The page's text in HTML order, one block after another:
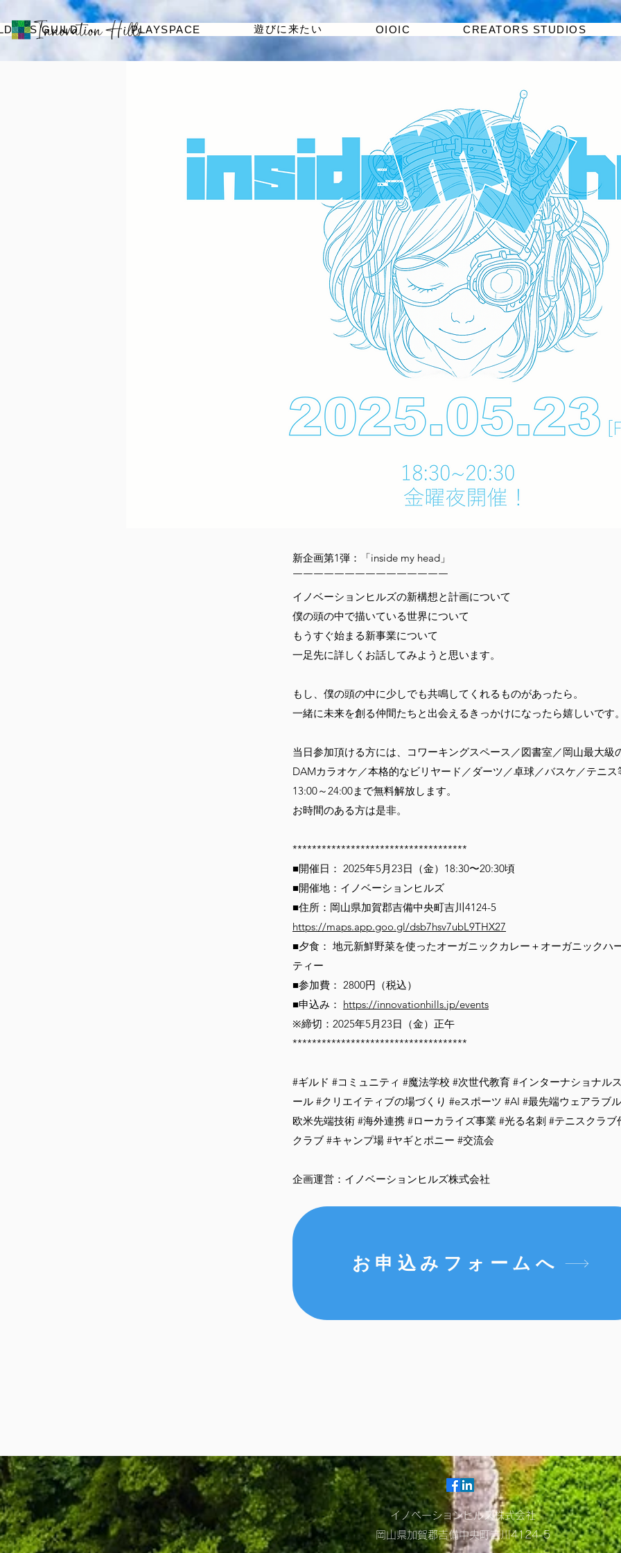
GUILD PLAYSPACE 遊びに来たい OIOIC CREATORS STUDIOS
新企画第1弾：「inside my head」
￣￣￣￣￣￣￣￣￣￣￣￣￣￣￣
イノベーションヒルズの新構想と計画について
僕の頭の中で描いている世界について
もうすぐ始まる新事業について
一足先に詳しくお話してみようと思います。
もし、僕の頭の中に少しでも共鳴してくれるものがあったら。
一緒に未来を創る仲間たちと出会えるきっかけになったら嬉しいです。
当日参加頂ける方には、コワーキングスペース／図書室／岡山最大級
DAMカラオケ／本格的なビリヤード／ダーツ／卓球／バスケ／テニス
13:00～24:00まで無料解放します。
お時間のある方は是非。
************************************
■開催日： 2025年5月23日（金）18:30〜20:30頃
■開催地：イノベーションヒルズ
■住所：岡山県加賀郡吉備中央町吉川4124-5
https://maps.app.goo.gl/dsb7hsv7ubL9THX27
■夕食： 地元新鮮野菜を使ったオーガニックカレー＋オーガニックハ
ティー
■参加費： 2800円（税込）
■申込み： https://innovationhills.jp/events
※締切：2025年5月23日（金）正午
************************************
#ギルド #コミュニティ #魔法学校 #次世代教育 #インターナショナル
ール #クリエイティブの場づくり #eスポーツ #AI #最先端ウェアラブ
欧米先端技術 #海外連携 #ローカライズ事業 #光る名刺 #テニスクラブ
クラブ #キャンプ場 #ヤギとポニー #交流会
企画運営：イノベーションヒルズ株式会社
お申込みフォームへ
​イノベーションヒルズ株式会社
岡山県加賀郡吉備中央町吉川4124-5